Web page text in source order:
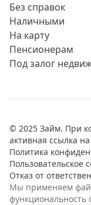
Без справок
Наличными
На карту
Пенсионерам
Под залог
© 2025 Займ. При
активная ссылка
Политика
Пользовательское
Отказ от
Мы применяем
функциональность